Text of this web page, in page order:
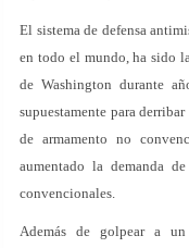
El sistema de defensa
en todo el mundo, ha sido
de Washington durante
supuestamente para
de armamento no
aumentado la demanda
convencionales.
Además de golpear a